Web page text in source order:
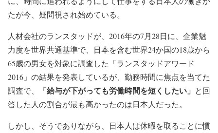
たが今、疑問視され始めている。
人材会社のランスタッドが、2016年の7月28日に、企業魅
力度を世界共通基準で、日本を含む世界24か国の18歳から
65歳の男女を対象に調査した「ランスタッドアワード
2016」の結果を発表しているが、勤務時間に焦点を当てた
調査で、
「給与が下がっても労働時間を短くしたい」 と回
答した人の割合が最も高かったのは日本人だった。
しかし、そうでありながら、日本人は休暇を取ることに慣